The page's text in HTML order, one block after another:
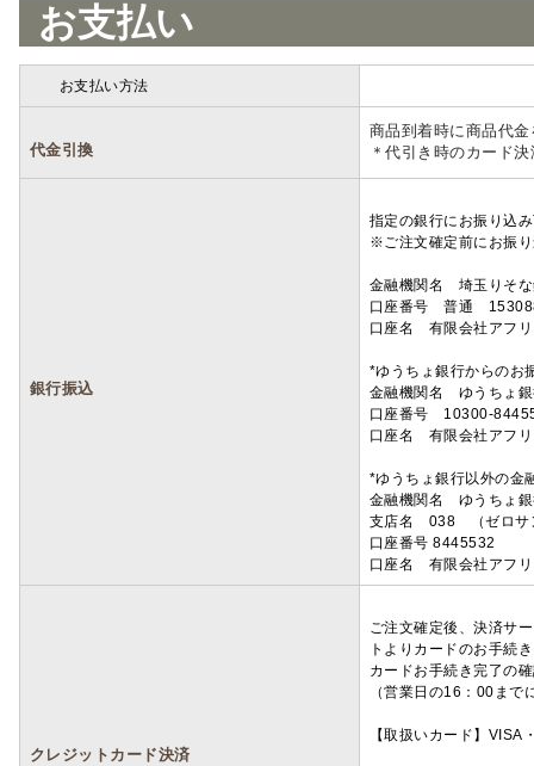
お支払い
お支払い方法
代金引換
商品到着時に商品代
＊代引き時のカード
銀行振込
指定の銀行にお振り込
※ご注文確定前にお振
金融機関名 埼玉りそ
口座番号 普通
口座名 有限会社アフ
*ゆうちょ銀行からのお
金融機関名 ゆうちょ
口座番号 10300-
口座名 有限会社アフ
*ゆうちょ銀行以外の金
金融機関名 ゆうちょ
支店名 038 （ゼロサ
口座番号 8445532
口座名 有限会社アフ
クレジットカード決済
ご注文確定後、決済サ
トよりカードのお手続
カードお手続き完了の
（営業日の16：00ま
【取扱いカード】